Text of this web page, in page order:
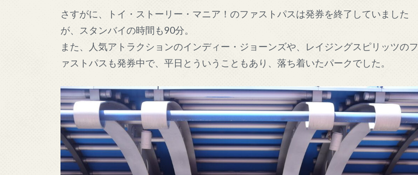
さすがに、トイ・ストーリー・マニア！のファストパスは発券を終了していました
が、スタンバイの時間も90分。
また、人気アトラクションのインディー・ジョーンズや、レイジングスピリッツのフ
ァストパスも発券中で、平日とういうこともあり、落ち着いたパークでした。